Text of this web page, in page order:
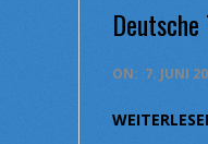
2022-
07
ON: 7. JUNI